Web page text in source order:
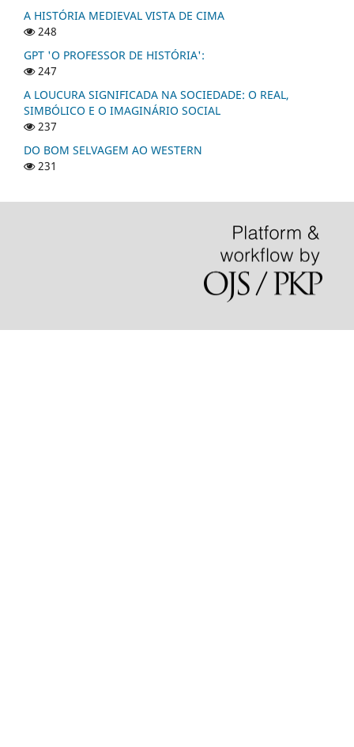
A HISTÓRIA MEDIEVAL VISTA DE CIMA
248
GPT 'O PROFESSOR DE HISTÓRIA':
247
A LOUCURA SIGNIFICADA NA SOCIEDADE: O REAL,
SIMBÓLICO E O IMAGINÁRIO SOCIAL
237
DO BOM SELVAGEM AO WESTERN
231